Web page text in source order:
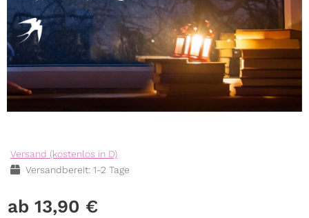
Versand (kostenlos in D)
Versandbereit: 1-2 Tage
13,90 €